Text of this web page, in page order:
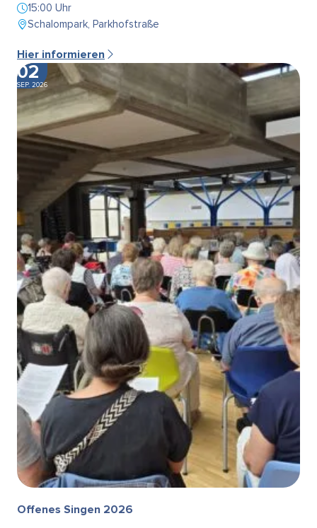
15:00 Uhr
Schalompark, Parkhofstraße
Hier informieren
02
SEP. 2026
Offenes Singen 2026